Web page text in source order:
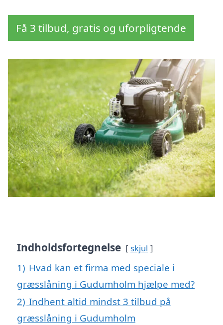
Få 3 tilbud, gratis og uforpligtende
Indholdsfortegnelse skjul
1) Hvad kan et firma med speciale i
græsslåning i Gudumholm hjælpe med?
2) Indhent altid mindst 3 tilbud på
græsslåning i Gudumholm